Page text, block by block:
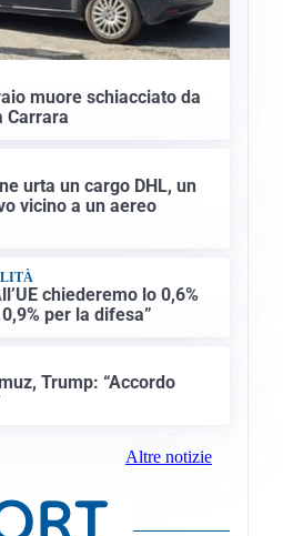
muore schiacciato da
Carrara
urta un cargo DHL, un
vicino a un aereo
chiederemo lo 0,6%
per la difesa”
Trump: “Accordo
Altre notizie